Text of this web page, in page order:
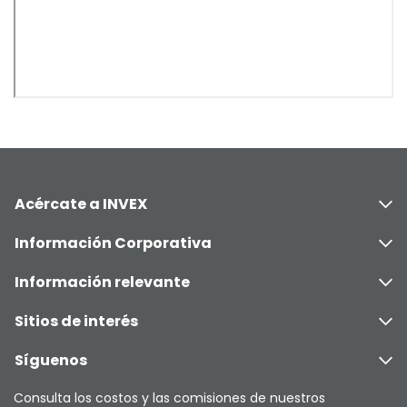
Acércate a INVEX
Información Corporativa
Información relevante
Sitios de interés
Síguenos
Consulta los costos y las comisiones de nuestros